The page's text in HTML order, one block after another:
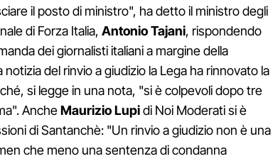
il posto di ministro", ha detto il ministro degli
di Forza Italia, Antonio Tajani, rispondendo
dei giornalisti italiani a margine della
notizia del rinvio a giudizio la Lega ha rinnovato la
si legge in una nota, "si è colpevoli dopo tre
AncheMaurizio Lupidi Noi Moderati si è
di Santanchè: "Un rinvio a giudizio non è una
che meno una sentenza di condanna